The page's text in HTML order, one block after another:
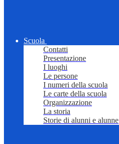
Scuola
Contatti
Presentazione
I luoghi
Le persone
I numeri della scuola
Le carte della scuola
Organizzazione
La storia
Storie di alunni e alunne